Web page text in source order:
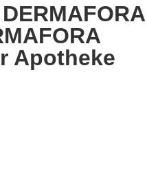
Apotheke